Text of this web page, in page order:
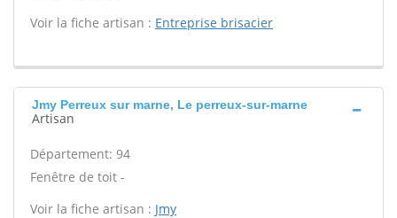
Voir la fiche artisan : Entreprise brisacier
Jmy Perreux sur marne, Le perreux-sur-marne
Artisan
Département: 94
Fenêtre de toit -
Voir la fiche artisan : Jmy